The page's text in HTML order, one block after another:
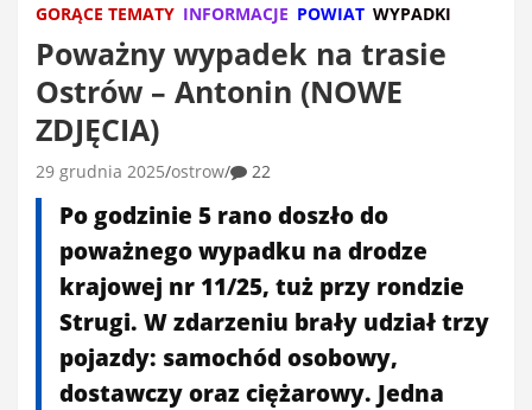
GORĄCE TEMATY INFORMACJE POWIAT WYPADKI
Poważny wypadek na trasie
Ostrów – Antonin (NOWE
ZDJĘCIA)
29 grudnia 2025 ostrow 22
Po godzinie 5 rano doszło do
poważnego wypadku na drodze
krajowej nr 11/25, tuż przy rondzie
Strugi. W zdarzeniu brały udział trzy
pojazdy: samochód osobowy,
dostawczy oraz ciężarowy. Jedna